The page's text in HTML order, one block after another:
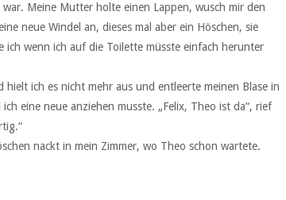
Meine Mutter holte einen Lappen, wusch mir den
neue Windel an, dieses mal aber ein Höschen, sie
ich wenn ich auf die Toilette müsste einfach herunter
ich es nicht mehr aus und entleerte meinen Blase in
eine neue anziehen musste. „Felix, Theo ist da“, rief
nackt in mein Zimmer, wo Theo schon wartete.